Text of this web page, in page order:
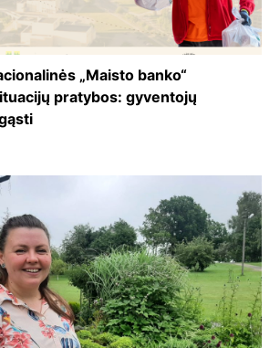
„Maisto banko“
pratybos: gyventojų